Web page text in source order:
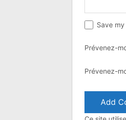
Save
Prévenez-
Prévenez-